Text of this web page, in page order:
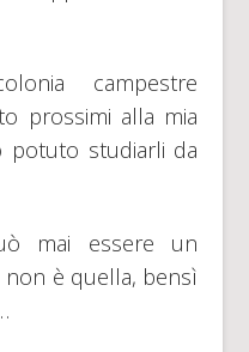
campestre
prossimi alla mia
potuto studiarli da
mai essere un
non è quella, bensì